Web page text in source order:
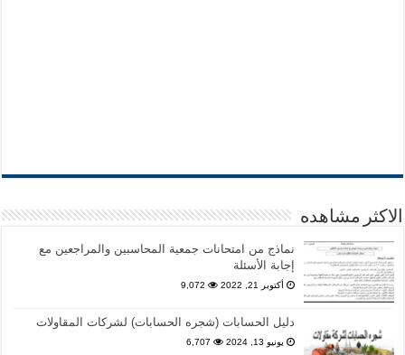
الاكثر مشاهده
نماذج من امتحانات جمعية المحاسبين والمراجعين مع
إجابة الأسئلة
أكتوبر 21, 2022 9,072
دليل الحسابات (شجره الحسابات) لشركات المقاولات
يونيو 13, 2024 6,707